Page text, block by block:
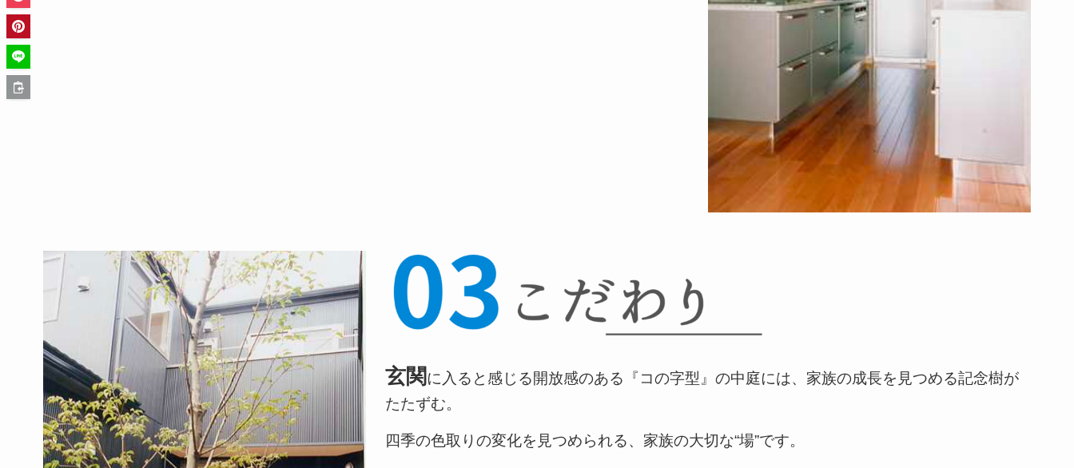
玄関に入ると感じる開放感のある『コの字型』の中庭には、家族の成長を見つめる記念樹が
たたずむ。
四季の色取りの変化を見つめられる、家族の大切な“場”です。